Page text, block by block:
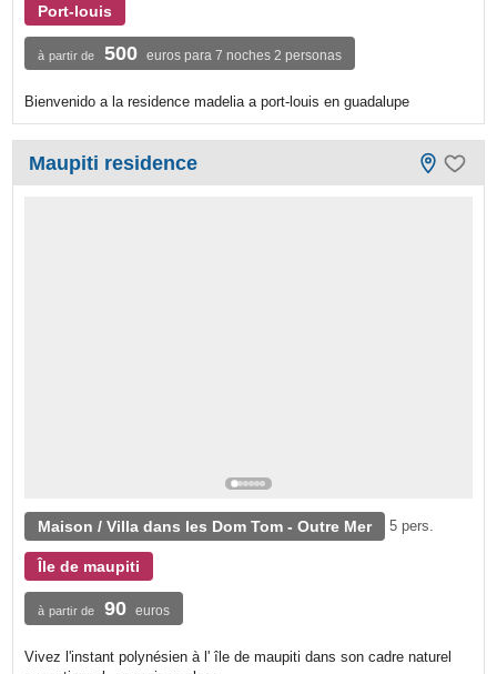
Port-louis
à partir de 500 euros para 7 noches 2 personas
Bienvenido a la residence madelia a port-louis en guadalupe
Maupiti residence
Maison / Villa dans les Dom Tom - Outre Mer 5 pers.
Île de maupiti
à partir de 90 euros
Vivez l'instant polynésien à l' île de maupiti dans son cadre naturel